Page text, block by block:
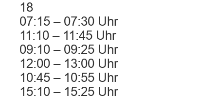
18
07:15 – 07:30 Uhr
11:10 – 11:45 Uhr
09:10 – 09:25 Uhr
12:00 – 13:00 Uhr
10:45 – 10:55 Uhr
15:10 – 15:25 Uhr